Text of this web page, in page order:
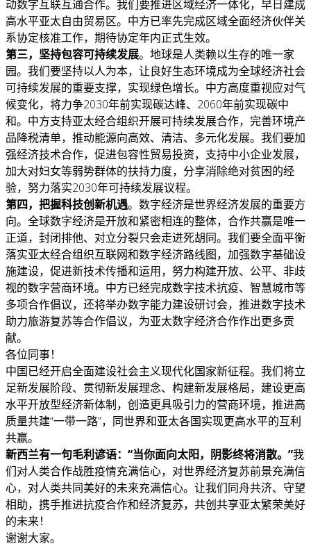
动数字互联互通合作。我们要推进区域经济一体化，早日建成
高水平亚太自由贸易区。中方已率先完成区域全面经济伙伴关
系协定核准工作，期待协定年内正式生效。
第三，坚持包容可持续发展。地球是人类赖以生存的唯一家
园。我们要坚持以人为本，让良好生态环境成为全球经济社会
可持续发展的重要支撑，实现绿色增长。中方高度重视应对气
候变化，将力争2030年前实现碳达峰、2060年前实现碳中
和。中方支持亚太经合组织开展可持续发展合作，完善环境产
品降税清单，推动能源向高效、清洁、多元化发展。我们要加
强经济技术合作，促进包容性贸易投资，支持中小企业发展，
加大对妇女等弱势群体的扶持力度，分享消除绝对贫困的经
验，努力落实2030年可持续发展议程。
第四，把握科技创新机遇。数字经济是世界经济发展的重要方
向。全球数字经济是开放和紧密相连的整体，合作共赢是唯一
正道，封闭排他、对立分裂只会走进死胡同。我们要全面平衡
落实亚太经合组织互联网和数字经济路线图，加强数字基础设
施建设，促进新技术传播和运用，努力构建开放、公平、非歧
视的数字营商环境。中方已经完成数字技术抗疫、智慧城市等
多项合作倡议，还将举办数字能力建设研讨会，推进数字技术
助力旅游复苏等合作倡议，为亚太数字经济合作作出更多贡
献。
各位同事！
中国已经开启全面建设社会主义现代化国家新征程。我们将立
足新发展阶段、贯彻新发展理念、构建新发展格局，建设更高
水平开放型经济新体制，创造更具吸引力的营商环境，推进高
质量共建“一带一路”，同世界和亚太各国实现更高水平的互利
共赢。
新西兰有一句毛利谚语：“当你面向太阳，阴影终将消散。”我
们对人类合作战胜疫情充满信心，对世界经济复苏前景充满信
心，对人类共同美好的未来充满信心。让我们同舟共济、守望
相助，携手推进抗疫合作和经济复苏，共创共享亚太繁荣美好
的未来！
谢谢大家。